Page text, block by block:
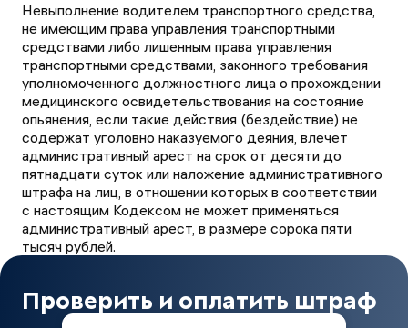
Невыполнение водителем транспортного средства,
не имеющим права управления транспортными
средствами либо лишенным права управления
транспортными средствами, законного требования
уполномоченного должностного лица о прохождении
медицинского освидетельствования на состояние
опьянения, если такие действия (бездействие) не
содержат уголовно наказуемого деяния, влечет
административный арест на срок от десяти до
пятнадцати суток или наложение административного
штрафа на лиц, в отношении которых в соответствии
с настоящим Кодексом не может применяться
административный арест, в размере сорока пяти
тысяч рублей.
Проверить и оплатить штраф